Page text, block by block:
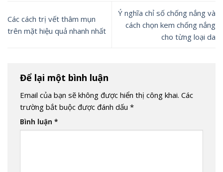
Các cách trị vết thâm mụn
trên mặt hiệu quả nhanh nhất
Ý nghĩa chỉ số chống nắng và
cách chọn kem chống nắng
cho từng loại da
Để lại một bình luận
Email của bạn sẽ không được hiển thị công khai. Các
trường bắt buộc được đánh dấu *
Bình luận *